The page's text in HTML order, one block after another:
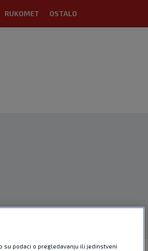
RUKOMET OSTALO
su podaci o pregledavanju ili jedinstveni